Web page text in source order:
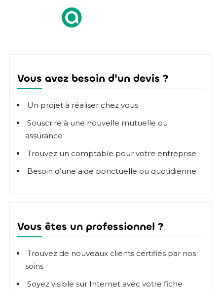
Vous avez besoin d'un devis ?
Un projet à réaliser chez vous
Souscrire à une nouvelle mutuelle ou
assurance
Trouvez un comptable pour votre entreprise
Besoin d’une aide ponctuelle ou quotidienne
Vous êtes un professionnel ?
Trouvez de nouveaux clients certifiés par nos
soins
Soyez visible sur Internet avec votre fiche